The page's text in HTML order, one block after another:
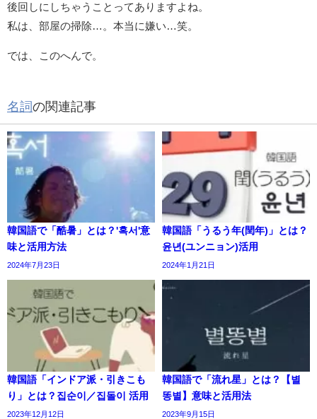
後回しにしちゃうことってありますよね。
私は、部屋の掃除…。本当に嫌い…笑。
では、このへんで。
名詞の関連記事
韓国語で「酷暑」とは？'혹서'意
味と活用方法
2024年7月23日
韓国語「うるう年(閏年)」とは？
윤년(ユンニョン)活用
2024年1月21日
韓国語「インドア派・引きこも
り」とは？집순이／집돌이 活用
2023年12月12日
韓国語で「流れ星」とは？【별
똥별】意味と活用法
2023年9月15日